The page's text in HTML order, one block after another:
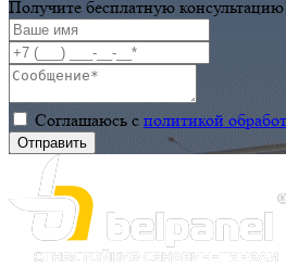
Получите бесплатную
Соглашаюсь с политикой